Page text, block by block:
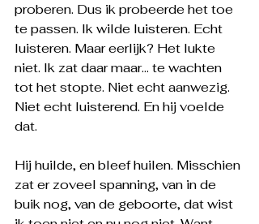
proberen. Dus ik probeerde het toe
te passen. Ik wilde luisteren. Echt
luisteren. Maar eerlijk? Het lukte
niet. Ik zat daar maar… te wachten
tot het stopte. Niet echt aanwezig.
Niet echt luisterend. En hij voelde
dat.
Hij huilde, en bleef huilen. Misschien
zat er zoveel spanning, van in de
buik nog, van de geboorte, dat wist